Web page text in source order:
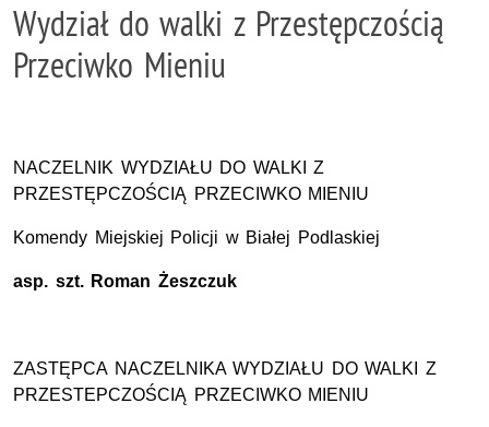
Wydział do walki z Przestępczością
Przeciwko Mieniu
NACZELNIK WYDZIAŁU DO WALKI Z
PRZESTĘPCZOŚCIĄ PRZECIWKO MIENIU
Komendy Miejskiej Policji w Białej Podlaskiej
asp. szt.Roman Żeszczuk
ZASTĘPCA NACZELNIKA WYDZIAŁU DO WALKI Z
PRZESTEPCZOŚCIĄ PRZECIWKO MIENIU